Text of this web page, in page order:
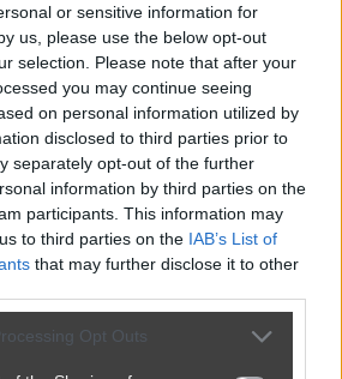
or sensitive information for
us, please use the below opt-out
selection. Please note that after your
you may continue seeing
on personal information utilized by
disclosed to third parties prior to
separately opt-out of the further
information by third parties on the
participants. This information may
to third parties on the IAB’s List of
that may further disclose it to other
Opt Outs